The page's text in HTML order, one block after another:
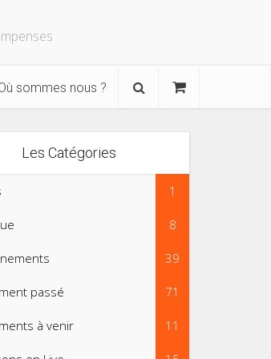
sommes nous ?
Les Catégories
1
8
39
passé 71
à venir 11